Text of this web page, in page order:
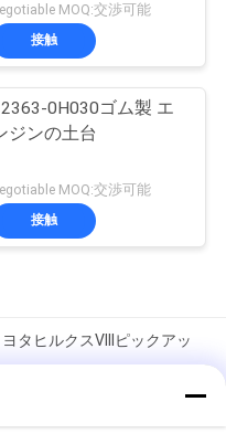
MOQ:交渉可能
接触
0H030ゴム製 エ
ジンの土台
MOQ:交渉可能
接触
タヒルクスVIIIピックアッ
ALPHARD / VELLFIRE